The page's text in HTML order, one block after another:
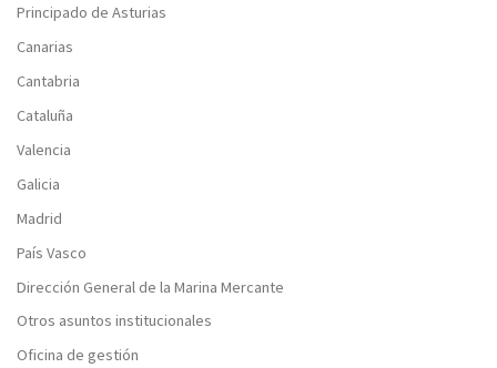
Principado de Asturias
Canarias
Cantabria
Cataluña
Valencia
Galicia
Madrid
País Vasco
Dirección General de la Marina Mercante
Otros asuntos institucionales
Oficina de gestión